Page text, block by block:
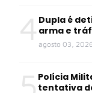
4 Dupla é
arma e
agosto 03, 2026
5 Polícia
tentativa